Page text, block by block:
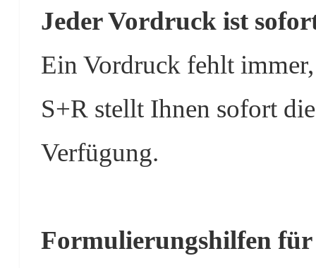
Jeder Vordruck ist
Ein Vordruck fehlt
S+R stellt Ihnen sofort
Verfügung.
Formulierungshilfen für